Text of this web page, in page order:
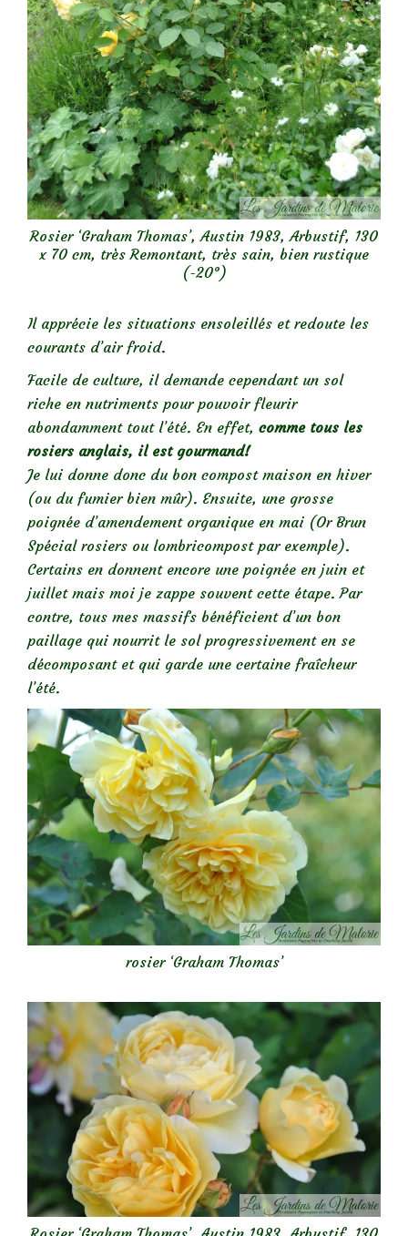
Rosier ‘Graham Thomas’, Austin 1983, Arbustif, 130
x 70 cm, très Remontant, très sain, bien rustique
(-20°)
Il apprécie les situations ensoleillés et redoute les
courants d’air froid.
Facile de culture, il demande cependant un sol
riche en nutriments pour pouvoir fleurir
abondamment tout l’été. En effet, comme tous les
rosiers anglais, il est gourmand!
Je lui donne donc du bon compost maison en hiver
(ou du fumier bien mûr). Ensuite, une grosse
poignée d’amendement organique en mai (Or Brun
Spécial rosiers ou lombricompost par exemple).
Certains en donnent encore une poignée en juin et
juillet mais moi je zappe souvent cette étape. Par
contre, tous mes massifs bénéficient d’un bon
paillage qui nourrit le sol progressivement en se
décomposant et qui garde une certaine fraîcheur
l’été.
rosier ‘Graham Thomas’